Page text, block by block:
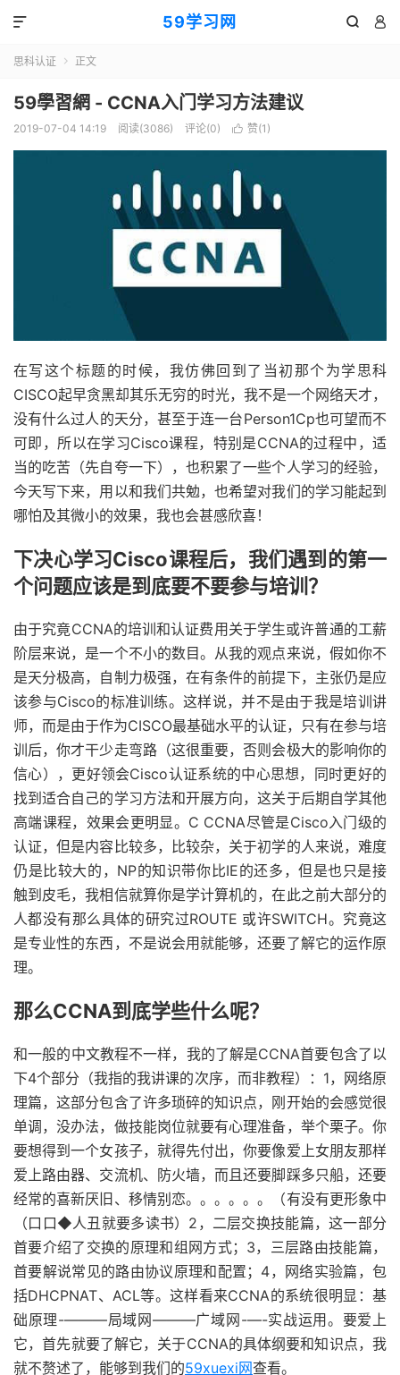
59学习网  

思科认证  正文
59學習網 - CCNA入门学习方法建议
2019-07-04 14:19 阅读(3086) 评论(0)  赞(1 )
在写这个标题的时候，我仿佛回到了当初那个为学思科
CISCO起早贪黑却其乐无穷的时光，我不是一个网络天才，
没有什么过人的天分，甚至于连一台Person1Cp也可望而不
可即，所以在学习Cisco课程，特别是CCNA的过程中，适
当的吃苦（先自夸一下），也积累了一些个人学习的经验，
今天写下来，用以和我们共勉，也希望对我们的学习能起到
哪怕及其微小的效果，我也会甚感欣喜！
下决心学习Cisco课程后，我们遇到的第一
个问题应该是到底要不要参与培训？
由于究竟CCNA的培训和认证费用关于学生或许普通的工薪
阶层来说，是一个不小的数目。从我的观点来说，假如你不
是天分极高，自制力极强，在有条件的前提下，主张仍是应
该参与Cisco的标准训练。这样说，并不是由于我是培训讲
师，而是由于作为CISCO最基础水平的认证，只有在参与培
训后，你才干少走弯路（这很重要，否则会极大的影响你的
信心），更好领会Cisco认证系统的中心思想，同时更好的
找到适合自己的学习方法和开展方向，这关于后期自学其他
高端课程，效果会更明显。C CCNA尽管是Cisco入门级的
认证，但是内容比较多，比较杂，关于初学的人来说，难度
仍是比较大的，NP的知识带你比IE的还多，但是也只是接
触到皮毛，我相信就算你是学计算机的，在此之前大部分的
人都没有那么具体的研究过ROUTE 或许SWITCH。究竟这
是专业性的东西，不是说会用就能够，还要了解它的运作原
理。
那么CCNA到底学些什么呢？
和一般的中文教程不一样，我的了解是CCNA首要包含了以
下4个部分（我指的我讲课的次序，而非教程）：1，网络原
理篇，这部分包含了许多琐碎的知识点，刚开始的会感觉很
单调，没办法，做技能岗位就要有心理准备，举个栗子。你
要想得到一个女孩子，就得先付出，你要像爱上女朋友那样
爱上路由器、交流机、防火墙，而且还要脚踩多只船，还要
经常的喜新厌旧、移情别恋。。。。。。（有没有更形象中
（口口◆人丑就要多读书）2，二层交换技能篇，这一部分
首要介绍了交换的原理和组网方式；3，三层路由技能篇，
首要解说常见的路由协议原理和配置；4，网络实验篇，包
括DHCPNAT、ACL等。这样看来CCNA的系统很明显：基
础原理-———局域网———广域网-—-实战运用。要爱上
它，首先就要了解它，关于CCNA的具体纲要和知识点，我
就不赘述了，能够到我们的59xuexi网查看。